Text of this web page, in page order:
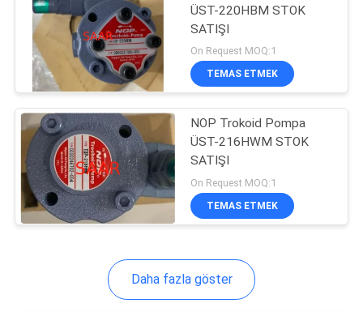
Parker Denison
Hidrolik Pompalar
Endüstriyel Hidrolik
ÜST-220HBM STOK
SATIŞI
On Request MOQ:1
TEMAS ETMEK
NOP Trokoid Pompa
ÜST-216HWM STOK
SATIŞI
On Request MOQ:1
TEMAS ETMEK
Daha fazla göster